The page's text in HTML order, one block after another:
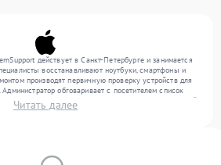
действует в Санкт-Петербурге и занимается
восстанавливают ноутбуки, смартфоны и
производят первичную проверку устройств для
обговаривает с посетителем список
техники осуществляют восстановление с заменой
По окончании работ их качество подтверждается
Читать далее